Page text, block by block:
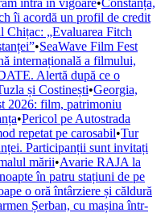
intră în vigoare•Constanța,
îi acordă un profil de credit
Chițac: „Evaluarea Fitch
•SeaWave Film Fest
internațională a filmului,
Alertă după ce o
și Costinești•Georgia,
2026: film, patrimoniu
•Pericol pe Autostrada
repetat pe carosabil•Tur
Participanții sunt invitați
mării•Avarie RAJA la
în patru stațiuni de pe
o oră întârziere și căldură
Șerban, cu mașina într-